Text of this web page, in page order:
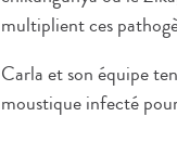
multiplient ces
Carla et son équipe
moustique infecté